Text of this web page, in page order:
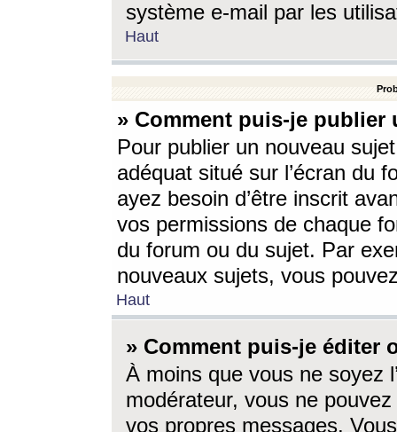
système e-mail par les
Haut
» Comment puis-je
Pour publier un nouveau
adéquat situé sur l’écran du
ayez besoin d’être inscrit
vos permissions de chaque
du forum ou du sujet. Par
nouveaux sujets, vous
Haut
» Comment puis-je éditer
À moins que vous ne soyez
modérateur, vous ne
vos propres messages.